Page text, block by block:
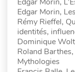
Edgar Morin,
Rémy Rieffel,
identités,
Dominique
Roland
Mythologies